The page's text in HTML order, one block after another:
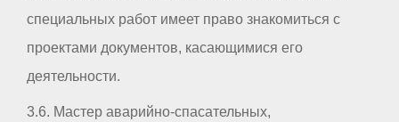
специальных работ имеет право знакомиться с
проектами документов, касающимися его
деятельности.
3.6. Мастер аварийно-спасательных,